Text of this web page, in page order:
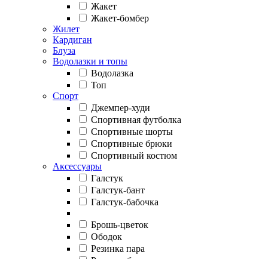
Жакет
Жакет-бомбер
Жилет
Кардиган
Блуза
Водолазки и топы
Водолазка
Топ
Спорт
Джемпер-худи
Спортивная футболка
Спортивные шорты
Спортивные брюки
Спортивный костюм
Аксессуары
Галстук
Галстук-бант
Галстук-бабочка
Брошь-цветок
Ободок
Резинка пара